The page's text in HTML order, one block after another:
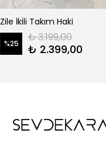
Zile İkili Takım Haki
%25 ₺ 3.199,00
₺ 2.399,00